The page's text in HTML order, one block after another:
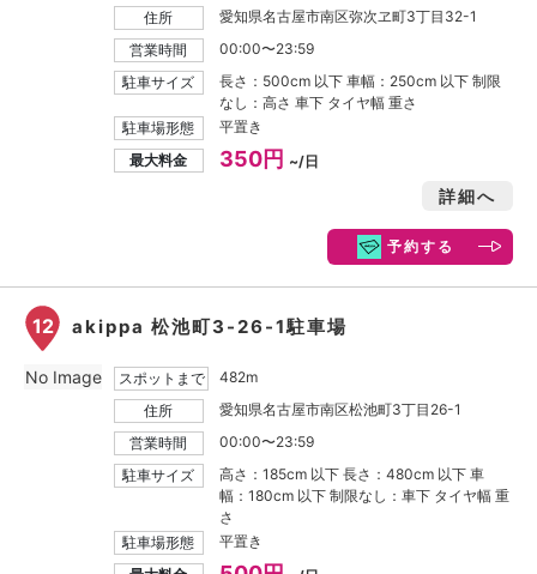
住所
愛知県名古屋市南区弥次ヱ町3丁目32-1
営業時間
00:00〜23:59
駐車サイズ
長さ：500cm 以下 車幅：250cm 以下 制限
なし：高さ 車下 タイヤ幅 重さ
駐車場形態
平置き
最大料金
350円 ~/日
詳細へ
予約する
12 akippa 松池町3-26-1駐車場
スポットまで
482m
住所
愛知県名古屋市南区松池町3丁目26-1
営業時間
00:00〜23:59
駐車サイズ
高さ：185cm 以下 長さ：480cm 以下 車
幅：180cm 以下 制限なし：車下 タイヤ幅 重
さ
駐車場形態
平置き
No Image